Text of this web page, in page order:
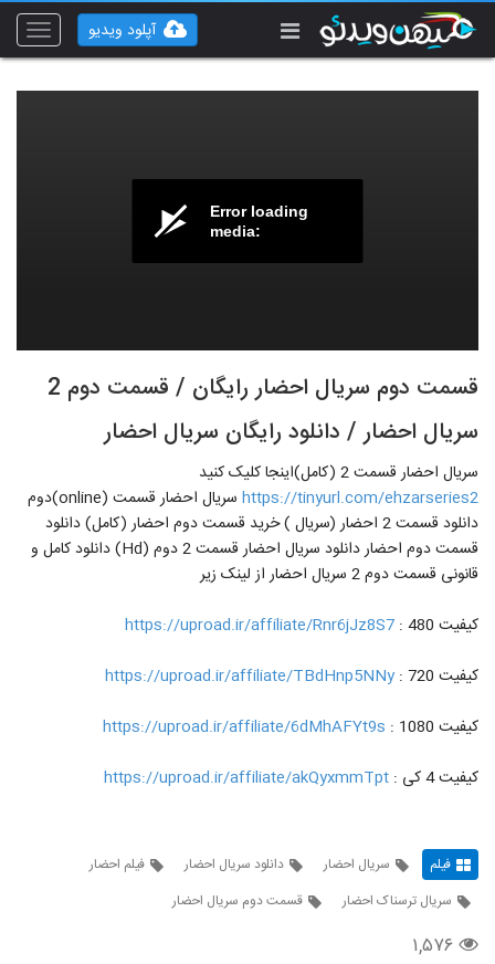
Toggle
آپلود ویدیو
Error loading
media:
قسمت دوم سریال احضار رایگان / قسمت دوم 2
سریال احضار / دانلود رایگان سریال احضار
سریال احضار قسمت 2 (کامل)اینجا کلیک کنید
https://tinyurl.com/ehzarseries2
سریال احضار قسمت (online)دوم
دانلود قسمت 2 احضار (سریال ) خرید قسمت دوم احضار (کامل) دانلود
قسمت دوم احضار دانلود سریال احضار قسمت 2 دوم (Hd) دانلود کامل و
قانونی قسمت دوم 2 سریال احضار از لینک زیر
کیفیت 480 :
https://uproad.ir/affiliate/Rnr6jJz8S7
کیفیت 720 :
https://uproad.ir/affiliate/TBdHnp5NNy
کیفیت 1080 :
https://uproad.ir/affiliate/6dMhAFYt9s
کیفیت 4 کی :
https://uproad.ir/affiliate/akQyxmmTpt
فیلم سریال احضار دانلود سریال احضار
فیلم احضار
سریال ترسناک احضار
قسمت دوم سریال احضار
۱,۵۷۶